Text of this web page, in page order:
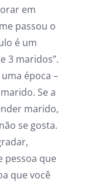
em
passou o
é um
3 maridos”.
época –
Se a
marido,
se gosta.
pessoa que
que você